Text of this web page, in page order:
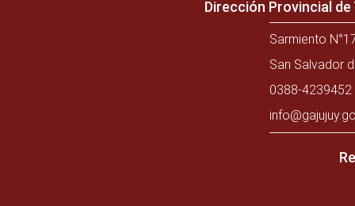
Dirección Provincial
Sarmiento
San Salvador
0388-